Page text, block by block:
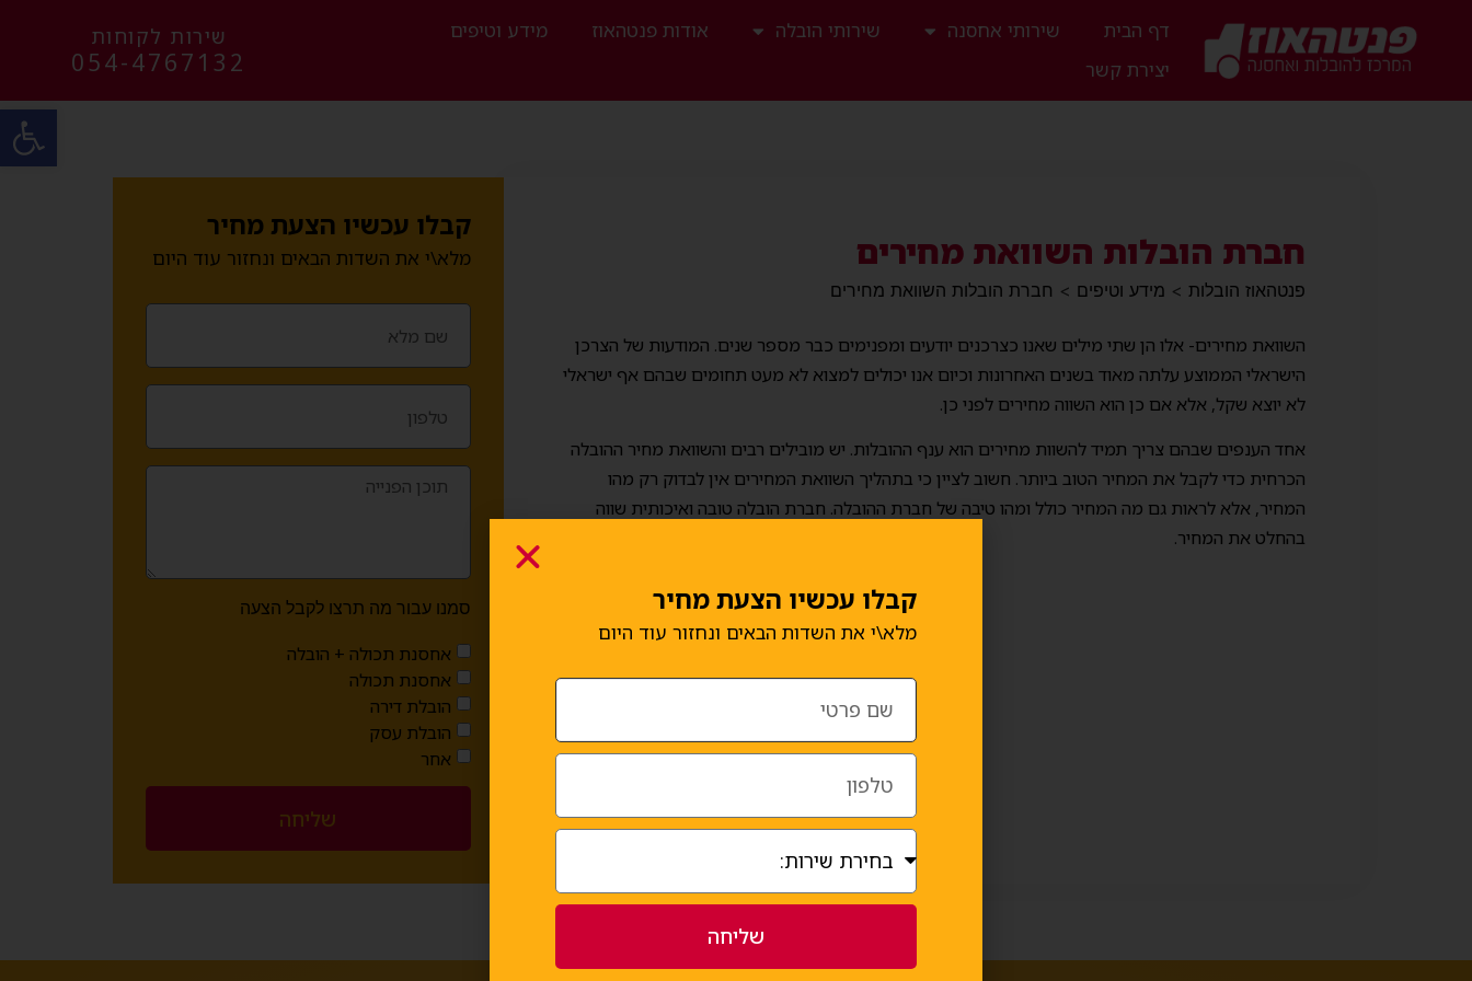
דף הבית שירותי אחסנה שירותי הובלה אודות פנטהאוז
מידע וטיפים
יצירת קשר
שירות לקוחות
054-4767132
חברת הובלות השוואת מחירים
פנטהאוז הובלות > מידע וטיפים > חברת הובלות השוואת מחירים
השוואת מחירים- אלו הן שתי מילים שאנו כצרכנים יודעים ומפנימים כבר מספר שנים. המודעות של הצרכן
הישראלי הממוצע עלתה מאוד בשנים האחרונות וכיום אנו יכולים למצוא לא מעט תחומים שבהם אף ישראלי
לא יוצא שקל, אלא אם כן הוא השווה מחירים לפני כן.
אחד הענפים שבהם צריך תמיד להשוות מחירים הוא ענף ההובלות. יש מובילים רבים והשוואת מחיר ההובלה
הכרחית כדי לקבל את המחיר הטוב ביותר. חשוב לציין כי בתהליך השוואת המחירים אין לבדוק רק מהו
המחיר, אלא לראות גם מה המחיר כולל ומהו טיבה של חברת ההובלה. חברת הובלה טובה ואיכותית שווה
בהחלט את המחיר.
קבלו עכשיו הצעת מחיר
מלא\י את השדות הבאים ונחזור עוד היום
סמנו עבור מה תרצו לקבל הצעה
אחסנת תכולה + הובלה
אחסנת תכולה
הובלת דירה
הובלת עסק
אחר
שליחה
קבלו עכשיו הצעת מחיר
מלא\י את השדות הבאים ונחזור עוד היום
שליחה